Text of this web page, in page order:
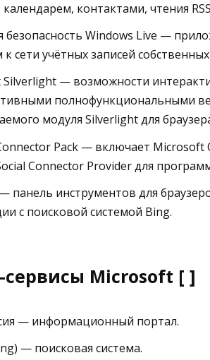
календарем, контактами, чтения
безопасность Windows Live —
сети учётных записей
— возможности
полнофункциональными
модуля Silverlight для
Pack — включает Microsoft
Connector Provider для
панель инструментов для
с поисковой системой Bing.
Microsoft [ ]
— информационный портал.
— поисковая система.